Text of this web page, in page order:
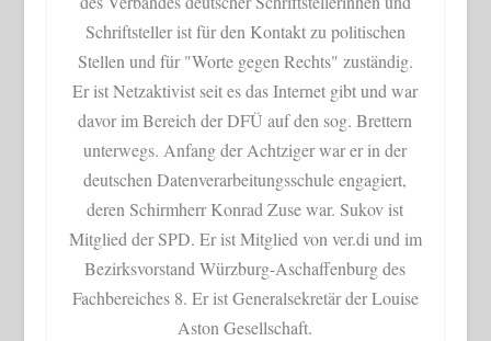
Schriftsteller ist für den Kontakt zu politischen
Stellen und für "Worte gegen Rechts" zuständig.
Er ist Netzaktivist seit es das Internet gibt und war
davor im Bereich der DFÜ auf den sog. Brettern
unterwegs. Anfang der Achtziger war er in der
deutschen Datenverarbeitungsschule engagiert,
deren Schirmherr Konrad Zuse war. Sukov ist
Mitglied der SPD. Er ist Mitglied von ver.di und im
Bezirksvorstand Würzburg-Aschaffenburg des
Fachbereiches 8. Er ist Generalsekretär der Louise
Aston Gesellschaft.